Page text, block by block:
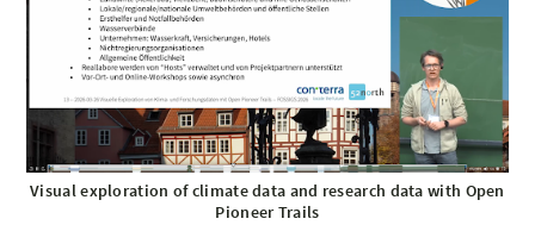
Visual exploration of climate data and research data with Open
Pioneer Trails